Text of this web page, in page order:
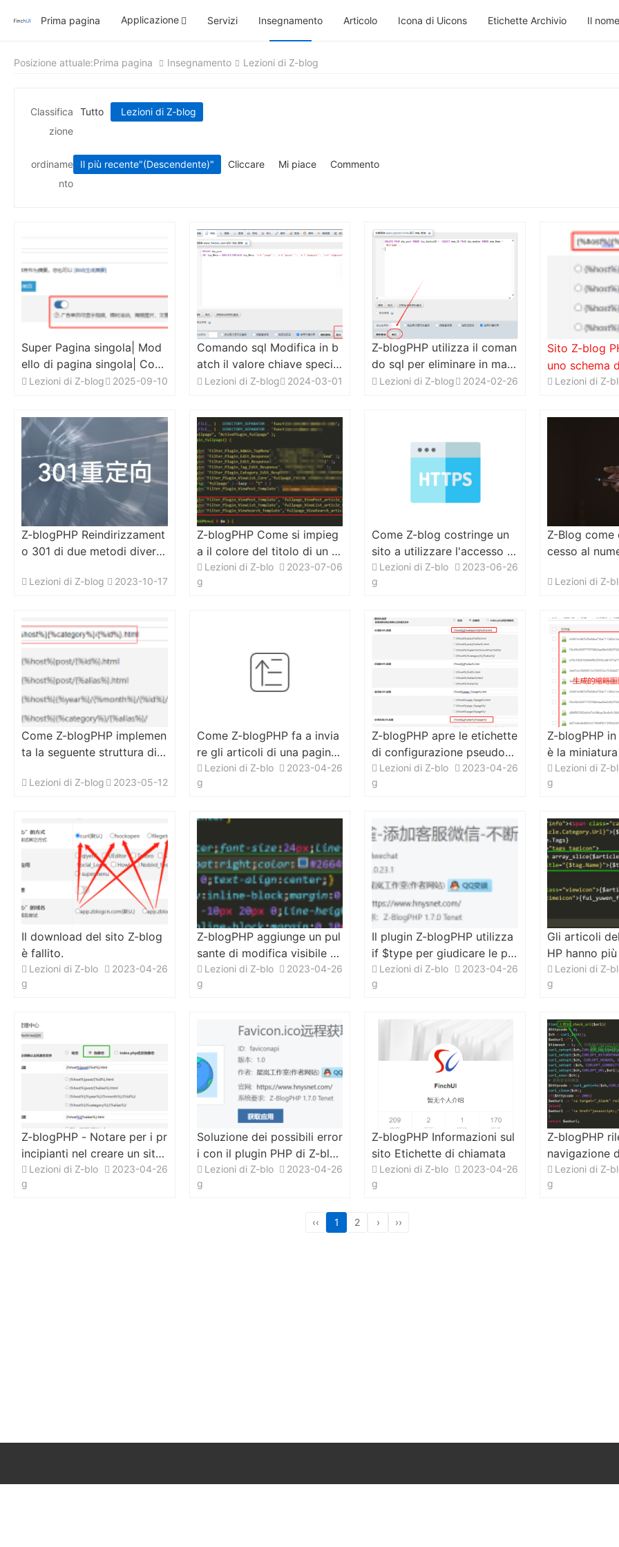
Prima pagina Applicazione Servizi Insegnamento Articolo Icona di Uicons Etichette Archivio Il
Posizione attuale:Prima pagina Insegnamento Lezioni di Z-blog
Classifica
zione
Tutto Lezioni di Z-blog
ordiname
nto
Il più recente"(Descendente)" Cliccare Mi piace Commento
Super Pagina singola| Mod
ello di pagina singola| Com
e si fa a creare una singola
Lezioni di Z-blog 2025-09-10
Comando sql Modifica in b
atch il valore chiave specifi
cato nel campo log _ Meta
Lezioni di Z-blog 2024-03-01
Z-blogPHP utilizza il coman
do sql per eliminare in mas
sa gli articoli pubblicati da
Lezioni di Z-blog 2024-02-26
Sito Z-blog
uno schema
ne URL
o sito)
Lezioni di Z-
Z-blogPHP Reindirizzament
o 301 di due metodi diversi
HPLezioni di Z-blog 2023-10-17
Z-blogPHP Come si impieg
a il colore del titolo di un ar
ticolo personalizzato?
Lezioni di Z-blo
g
2023-07-06
Come Z-blog costringe un
sito a utilizzare l'accesso a
https modificando il profilo
pseudo-statico
Lezioni di Z-blo
g
2023-06-26
Z-Blog
cesso al
a Lezioni di Z-
Come Z-blogPHP implemen
ta la seguente struttura di c
zo del sito web / alias di ca
ocategoria / paging /
Lezioni di Z-blog 2023-05-12
Come Z-blogPHP fa a invia
re gli articoli di una pagina
di lista di categorie?
Lezioni di Z-blo
g
2023-04-26
Z-blogPHP apre le etichette
di configurazione pseudo-s
tatiche per comprendere gli
URL
Lezioni di Z-blo
g
2023-04-26
Z-blogPHP
è la
mmagine in
Lezioni di Z-
g
Il download del sito Z-blog
è fallito.
Lezioni di Z-blo
g
2023-04-26
Z-blogPHP aggiunge un pul
sante di modifica visibile so
lo agli amministratori nella
pagina dettagli dell 'articol
Lezioni di Z-blo
g
2023-04-26
Il plugin Z-blogPHP utilizza
if $type per giudicare le pa
gine e inserire contenuti div
ersi in pagine diverse.
Lezioni di Z-blo
g
2023-04-26
Gli articoli
HP hanno
no solo i
Lezioni di Z-
g
Z-blogPHP - Notare per i pr
incipianti nel creare un sito
web [in corso di aggiornam
ento]
Lezioni di Z-blo
g
2023-04-26
Soluzione dei possibili error
i con il plugin PHP di Z-blo
g "Favicon.ico Remote Acc
ess API"
Lezioni di Z-blo
g
2023-04-26
Z-blogPHP Informazioni sul
sito Etichette di chiamata
Lezioni di Z-blo
g
2023-04-26
Z-blogPHP
navigazione
ono
li
Lezioni di Z-
g
‹‹ 1 2 › ››